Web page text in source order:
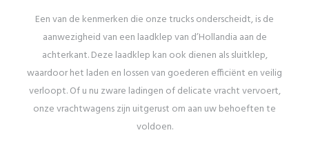
Een van de kenmerken die onze trucks onderscheidt, is de
aanwezigheid van een laadklep van d’Hollandia aan de
achterkant. Deze laadklep kan ook dienen als sluitklep,
waardoor het laden en lossen van goederen efficiënt en veilig
verloopt. Of u nu zware ladingen of delicate vracht vervoert,
onze vrachtwagens zijn uitgerust om aan uw behoeften te
voldoen.